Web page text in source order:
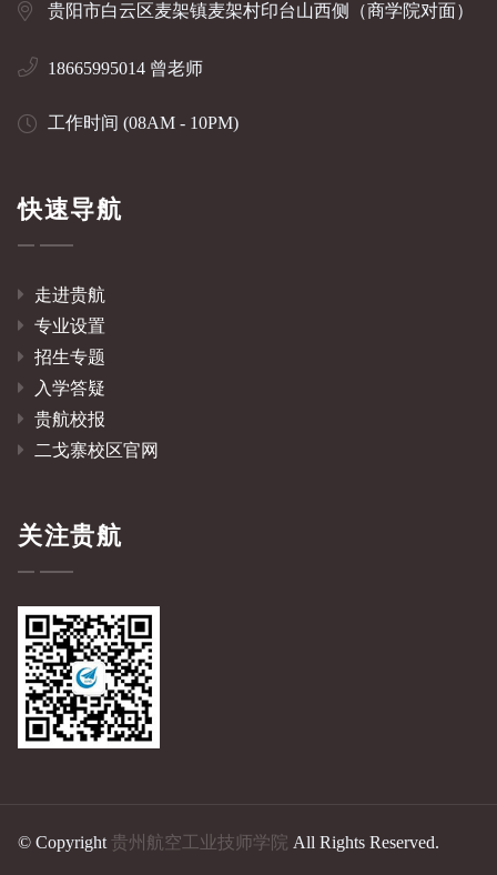
贵阳市白云区麦架镇麦架村印台山西侧（商学院对面）
18665995014 曾老师
工作时间 (08AM - 10PM)
快速导航
走进贵航
专业设置
招生专题
入学答疑
贵航校报
二戈寨校区官网
关注贵航
© Copyright 贵州航空工业技师学院 All Rights Reserved.